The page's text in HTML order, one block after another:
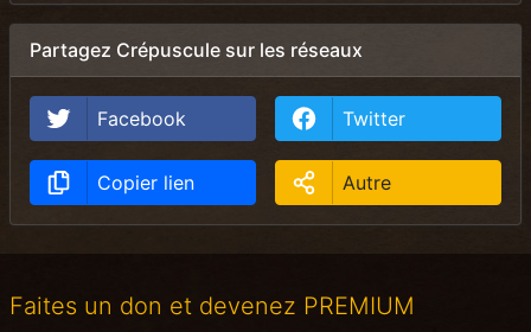
Partagez Crépuscule sur les réseaux
Facebook Twitter
Copier lien Autre
Faites un don et devenez PREMIUM